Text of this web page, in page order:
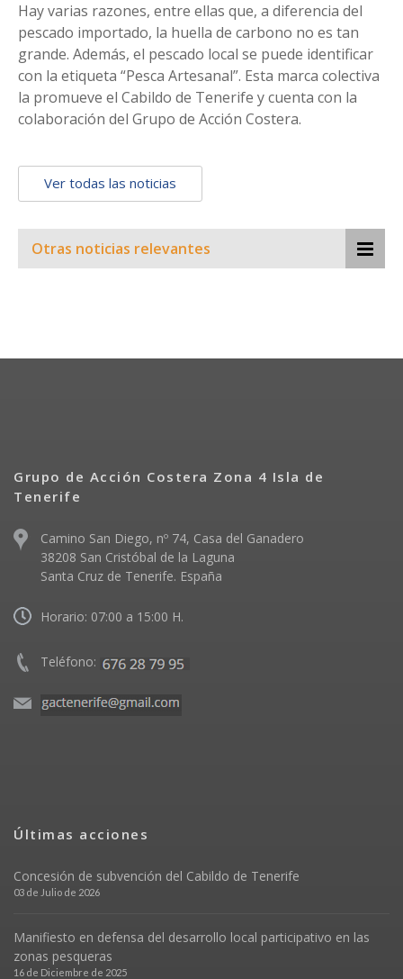
Hay varias razones, entre ellas que, a diferencia del
pescado importado, la huella de carbono no es tan
grande. Además, el pescado local se puede identificar
con la etiqueta “Pesca Artesanal”. Esta marca colectiva
la promueve el Cabildo de Tenerife y cuenta con la
colaboración del Grupo de Acción Costera.
Ver todas las noticias
Otras noticias relevantes
Grupo de Acción Costera Zona 4 Isla de
Tenerife
Camino San Diego, nº 74, Casa del Ganadero
38208 San Cristóbal de la Laguna
Santa Cruz de Tenerife. España
Horario: 07:00 a 15:00 H.
Teléfono:
Últimas acciones
Concesión de subvención del Cabildo de Tenerife
03 de Julio de 2026
Manifiesto en defensa del desarrollo local participativo en las
zonas pesqueras
16 de Diciembre de 2025